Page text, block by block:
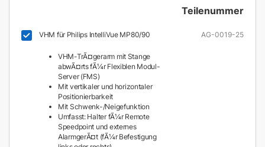
Teilenummer
VHM für Philips IntelliVue MP80/90
VHM-TrÃ¤gerarm mit Stange
abwÃ¤rts fÃ¼r Flexiblen Modul-
Server (FMS)
Mit vertikaler und horizontaler
Positionierbarkeit
Mit Schwenk-/Neigefunktion
Umfasst: Halter fÃ¼r Remote
Speedpoint und externes
AlarmgerÃ¤t (fÃ¼r Befestigung
AG-0019-25